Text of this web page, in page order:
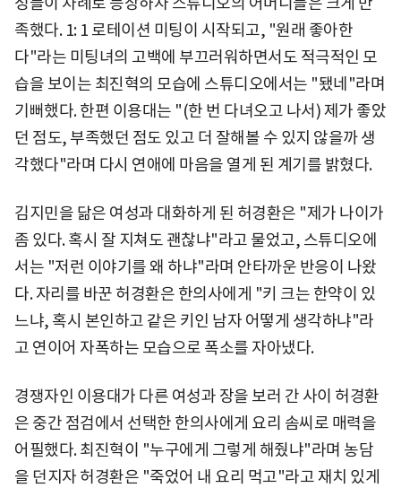
족했다. 1: 1 로테이션 미팅이 시작되고, "원래 좋아한
다"라는 미팅녀의 고백에 부끄러워하면서도 적극적인 모
습을 보이는 최진혁의 모습에 스튜디오에서는 "됐네"라며
기뻐했다. 한편 이용대는 "(한 번 다녀오고 나서) 제가 좋았
던 점도, 부족했던 점도 있고 더 잘해볼 수 있지 않을까 생
각했다"라며 다시 연애에 마음을 열게 된 계기를 밝혔다.
김지민을 닮은 여성과 대화하게 된 허경환은 "제가 나이가
좀 있다. 혹시 잘 지쳐도 괜찮냐"라고 물었고, 스튜디오에
서는 "저런 이야기를 왜 하냐"라며 안타까운 반응이 나왔
다. 자리를 바꾼 허경환은 한의사에게 "키 크는 한약이 있
느냐, 혹시 본인하고 같은 키인 남자 어떻게 생각하냐"라
고 연이어 자폭하는 모습으로 폭소를 자아냈다.
경쟁자인 이용대가 다른 여성과 장을 보러 간 사이 허경환
은 중간 점검에서 선택한 한의사에게 요리 솜씨로 매력을
어필했다. 최진혁이 "누구에게 그렇게 해줬냐"라며 농담
을 던지자 허경환은 "죽었어 내 요리 먹고"라고 재치 있게